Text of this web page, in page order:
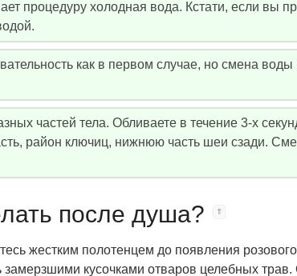
процедуру холодная вода. Кстати, если вы
как в первом случае, но смена воды
частей тела. Обливаете в течение 3-х
район ключиц, нижнюю часть шеи сзади.
после душа?
жестким полотенцем до появления
кусочками отваров целебных трав.